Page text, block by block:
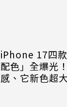
iPhone 17四
配色」全爆光
感、它新色超